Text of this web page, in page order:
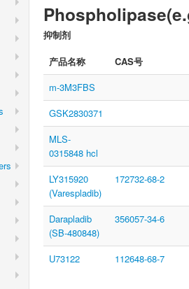
抑制剂
产品名称
CAS号
m-3M3FBS
GSK2830371
MLS-
0315848 hcl
LY315920
(Varespladib)
172732-68-2
Darapladib
(SB-480848)
356057-34-6
U73122 112648-68-7